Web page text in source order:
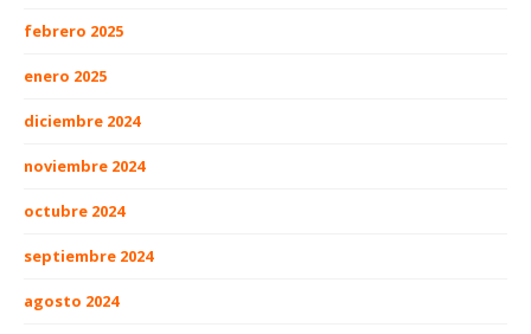
febrero 2025
enero 2025
diciembre 2024
noviembre 2024
octubre 2024
septiembre 2024
agosto 2024